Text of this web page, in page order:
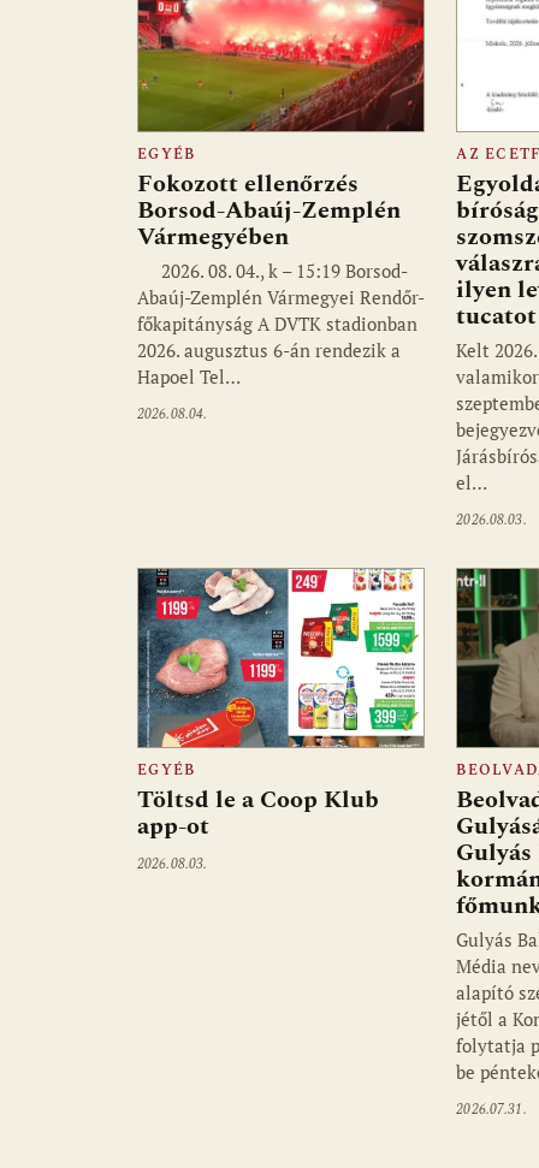
EGYÉB
Fokozott ellenőrzés
Borsod-Abaúj-Zemplén
Vármegyében
2026. 08. 04., k – 15:19 Borsod-
Abaúj-Zemplén Vármegyei Rendőr-
főkapitányság A DVTK stadionban
2026. augusztus 6-án rendezik a
Hapoel Tel…
2026.08.04.
AZ
ilyen
Kelt
el…
2026.08.03.
EGYÉB
Töltsd le a Coop Klub
app-ot
2026.08.03. Gulyás
Gulyás
Média
alapító
jétől a
folytatja
be
2026.07.31.